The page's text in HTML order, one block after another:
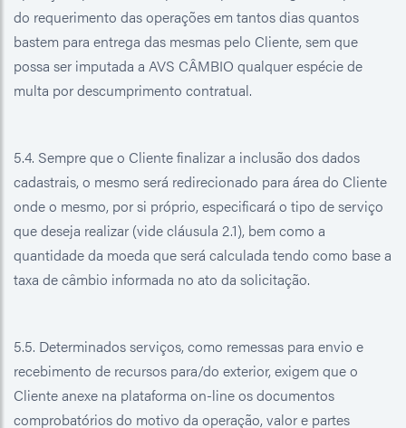
do requerimento das operações em tantos dias quantos
bastem para entrega das mesmas pelo Cliente, sem que
possa ser imputada a AVS CÂMBIO qualquer espécie de
multa por descumprimento contratual.
5.4. Sempre que o Cliente finalizar a inclusão dos dados
cadastrais, o mesmo será redirecionado para área do Cliente
onde o mesmo, por si próprio, especificará o tipo de serviço
que deseja realizar (vide cláusula 2.1), bem como a
quantidade da moeda que será calculada tendo como base a
taxa de câmbio informada no ato da solicitação.
5.5. Determinados serviços, como remessas para envio e
recebimento de recursos para/do exterior, exigem que o
Cliente anexe na plataforma on-line os documentos
comprobatórios do motivo da operação, valor e partes